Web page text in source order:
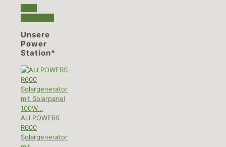
Unsere
Power
Station*
ALLPOWERS
R600
Solargenerator